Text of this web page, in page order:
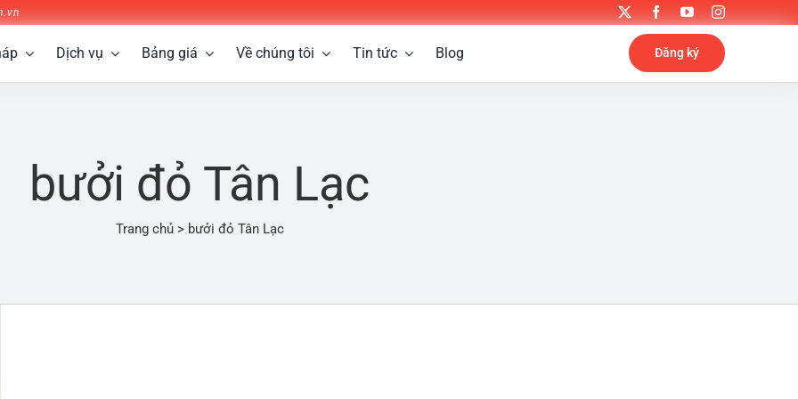
Dịch vụ Bảng giá Về chúng tôi Tin tức Blog Đăng ký
bưởi đỏ Tân Lạc
Trang chủ> bưởi đỏ Tân Lạc